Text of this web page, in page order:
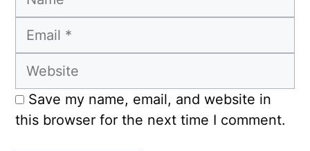
Email
Website
Save my name, email, and website in
this browser for the next time I comment.